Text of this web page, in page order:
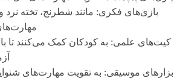
بازی‌های فکری: مانند شطرنج، تخته نرد
کیت‌های علمی: به کودکان کمک می‌کنند تا
موسیقی: به تقویت مهارت‌های